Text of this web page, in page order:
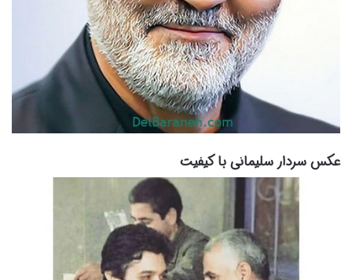
عکس سردار سلیمانی با کیفیت